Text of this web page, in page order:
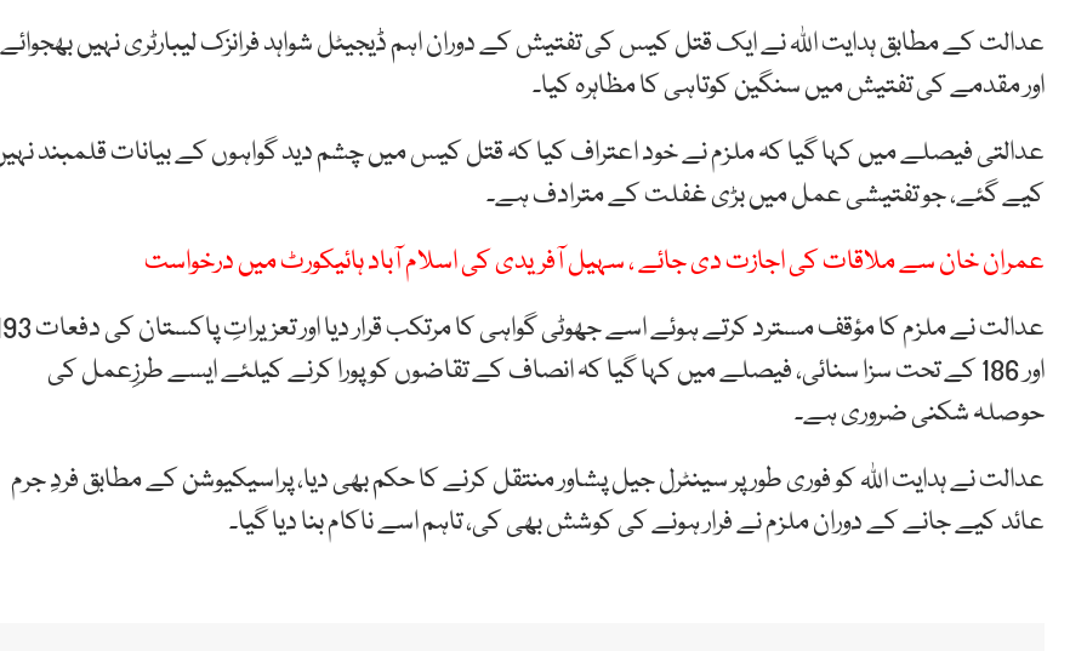
عدالت کے مطابق ہدایت اللہ نے ایک قتل کیس کی تفتیش کے دوران اہم ڈیجیٹل شواہد فرانزک لیبارٹری نہیں بھجوائے
اور مقدمے کی تفتیش میں سنگین کوتاہی کا مظاہرہ کیا۔
عدالتی فیصلے میں کہا گیا کہ ملزم نے خود اعتراف کیا کہ قتل کیس میں چشم دید گواہوں کے بیانات قلمبند
کیے گئے، جو تفتیشی عمل میں بڑی غفلت کے مترادف ہے۔
عمران خان سے ملاقات کی اجازت دی جائے ، سہیل آفریدی کی اسلام آباد ہائیکورٹ میں درخواست
عدالت نے ملزم کا مؤقف مسترد کرتے ہوئے اسے جھوٹی گواہی کا مرتکب
اور 186 کے تحت سزا سنائی، فیصلے میں کہا گیا کہ انصاف کے تقاضوں کو پورا کرنے کیلئے ایسے طرزِعمل کی
حوصلہ شکنی ضروری ہے۔
عدالت نے ہدایت اللہ کو فوری طور پر سینٹرل جیل پشاور منتقل کرنے کا حکم بھی دیا، پراسیکیوشن کے مطابق فردِ جرم
عائد کیے جانے کے دوران ملزم نے فرار ہونے کی کوشش بھی کی، تاہم اسے ناکام بنا دیا گیا۔